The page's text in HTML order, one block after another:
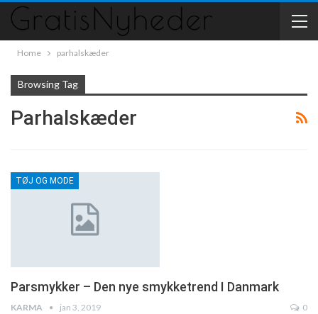
Home parhalskæder
Browsing Tag
Parhalskæder
TØJ OG MODE
Parsmykker – Den nye smykketrend I Danmark
KARMA jan 3, 2019 0